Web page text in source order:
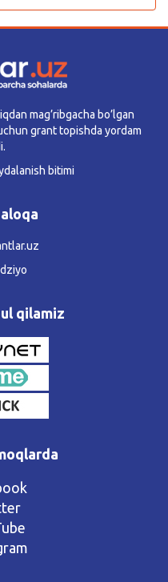
mag’ribgacha bo’lgan
grant topishda yordam
bitimi
qilamiz